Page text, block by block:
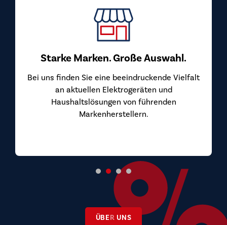
Top Preis-Leistungs-Verhältnis
Bei uns kaufen Sie Markengeräte zu Preisen, die
überzeugen. Wir beziehen unsere Geräte direkt
Sie weiter.
ÜBER UNS